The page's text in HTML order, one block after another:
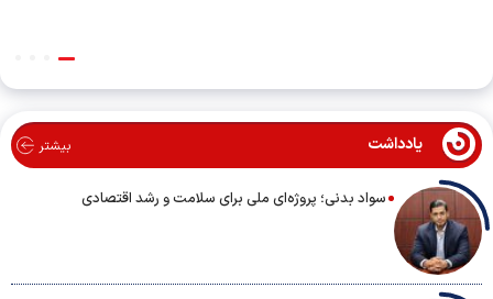
یادداشت بیشتر
سواد بدنی؛ پروژه‌ای ملی برای سلامت و رشد اقتصادی